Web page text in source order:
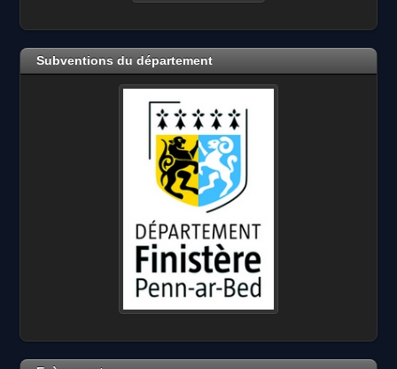
Subventions du département